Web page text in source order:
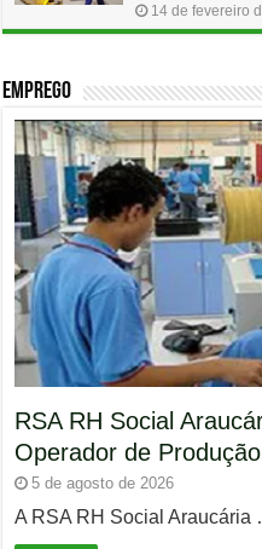
14 de fevereiro
Emprego
RSA RH Social
Operador de
5 de agosto de 2026
A RSA RH Social Araucária